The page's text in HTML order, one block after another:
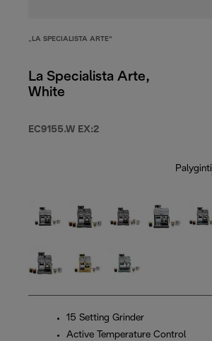
„LA SPECIALISTA ARTE“
La Specialista Arte,
White
EC9155.W EX:2
Palyginti
15 Setting Grinder
Active Temperature Control